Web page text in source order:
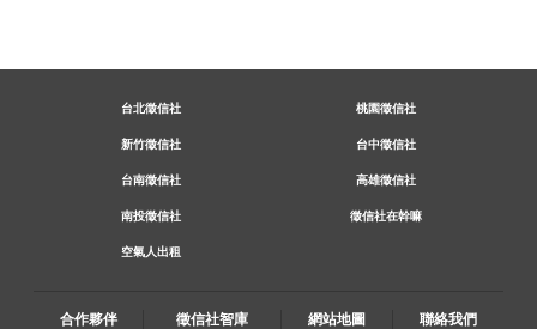
台北徵信社 桃園徵信社
新竹徵信社 台中徵信社
台南徵信社 高雄徵信社
南投徵信社 徵信社在幹嘛
空氣人出租
合作夥伴 徵信社智庫 網站地圖 聯絡我們